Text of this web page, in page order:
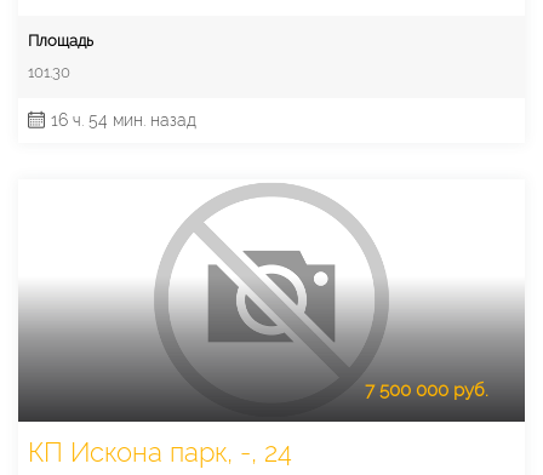
Площадь
101.30
16 ч. 54 мин. назад
7 500 000 руб.
КП Искона парк, -, 24